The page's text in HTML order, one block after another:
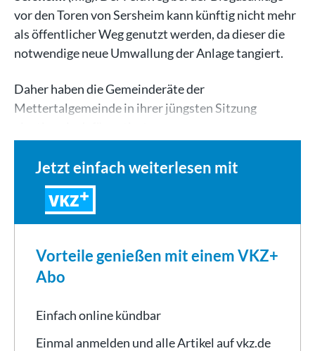
vor den Toren von Sersheim kann künftig nicht mehr
als öffentlicher Weg genutzt werden, da dieser die
notwendige neue Umwallung der Anlage tangiert.
Daher haben die Gemeinderäte der
Mettertalgemeinde in ihrer jüngsten Sitzung
Jetzt einfach weiterlesen mit
VKZ
Vorteile genießen mit einem VKZ+
Abo
Einfach online kündbar
Einmal anmelden und alle Artikel auf vkz.de